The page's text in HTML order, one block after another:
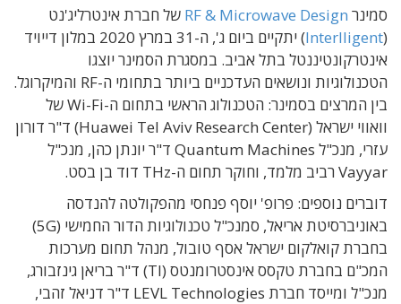
סמינר RF & Microwave Design של חברת אינטרליג'נט
(
Interlligent
) יתקיים ביום ג', ה-31 במרץ 2020 במלון דייויד
אינטרקונטיננטל בתל אביב. במסגרת הסמינר יוצגו
הטכנולוגיות ונושאים העדכניים ביותר בתחומי ה-RF והמיקרוגל.
בין המרצים בסמינר: הטכנולוג הראשי בתחום ה-Wi-Fi של
וואווי ישראל (Huawei Tel Aviv Research Center) ד"ר דורון
עזרי, מנכ"ל Quantum Machines ד"ר יונתן כהן, מנכ"ל
Vayyar רביב מלמד, וחוקר תחום ה-THz דוד בן בסט.
דוברים נוספים: פרופ' יוסף פנחסי מהפקולטה להנדסה
באוניברסיטת אריאל, סמנכ"ל טכנולוגיות הדור החמישי (5G)
בחברת קואלקום ישראל אסף טובול, מנהל תחום מערכות
המכ"ם בחברת טקסס אינסטרומנטס (TI) ד"ר בריאן גינזבורג,
מנכ"ל ומייסד חברת LEVL Technologies ד"ר דניאל זהבי,